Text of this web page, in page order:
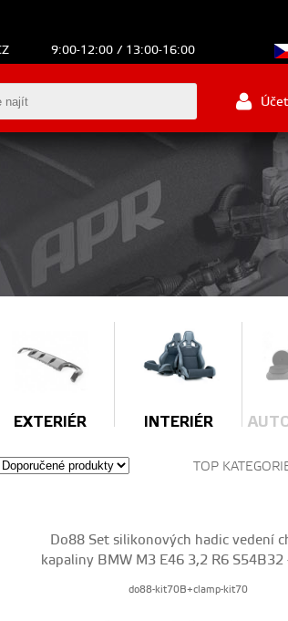
9:00-12:00 / 13:00-16:00
Účet
EXTERIÉR INTERIÉR
TOP
Do88 Set silikonových hadic vedení
kapaliny BMW M3 E46 3,2 R6 S54B32
do88-kit70B+clamp-kit70